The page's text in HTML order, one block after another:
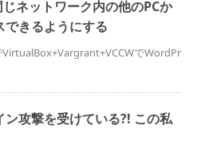
じネットワーク内の他のPCか
できるようにする
VirtualBox+Vargrant+VCCWでWordPr
ン攻撃を受けている?! この私